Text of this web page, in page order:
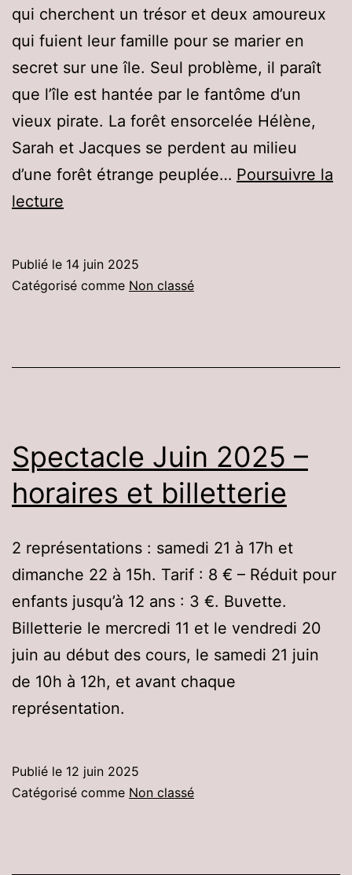
qui cherchent un trésor et deux amoureux
qui fuient leur famille pour se marier en
secret sur une île. Seul problème, il paraît
que l’île est hantée par le fantôme d’un
vieux pirate. La forêt ensorcelée Hélène,
Sarah et Jacques se perdent au milieu
d’une forêt étrange peuplée… Poursuivre la
lecture
–
Publié le 14 juin 2025
Catégorisé comme Non classé
Spectacle Juin 2025 –
horaires et billetterie
2 représentations : samedi 21 à 17h et
dimanche 22 à 15h. Tarif : 8 € – Réduit pour
enfants jusqu’à 12 ans : 3 €. Buvette.
Billetterie le mercredi 11 et le vendredi 20
juin au début des cours, le samedi 21 juin
de 10h à 12h, et avant chaque
représentation.
Publié le 12 juin 2025
Catégorisé comme Non classé